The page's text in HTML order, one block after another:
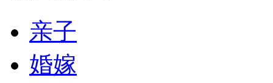
亲子
婚嫁